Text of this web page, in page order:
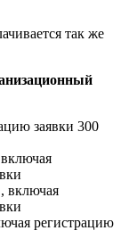
так же
заявки 300
включая
регистрацию